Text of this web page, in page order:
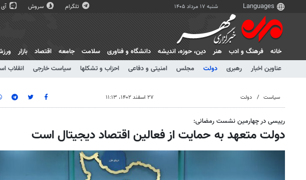
شنبه ۱۷ مرداد ۱۴۰۵ تلگرام سروش
خانه فرهنگ و ادب هنر دين، حوزه، انديشه دانشگاه و فناوری سلامت جامعه اقتصاد بازار
عناوین اخبار
رهبری دولت مجلس امنیتی و دفاعی احزاب و تشکلها سیاست خارجی انقلاب
سیاست دولت ۲۷ اسفند ۱۴۰۲، ۱۱:۱۳
رییسی در چهارمین نشست رمضانی:
دولت متعهد به حمایت از فعالین اقتصاد دیجیتال است